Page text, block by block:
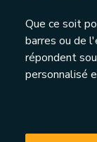
Que ce soit
barres ou de
répondent
personnalisé